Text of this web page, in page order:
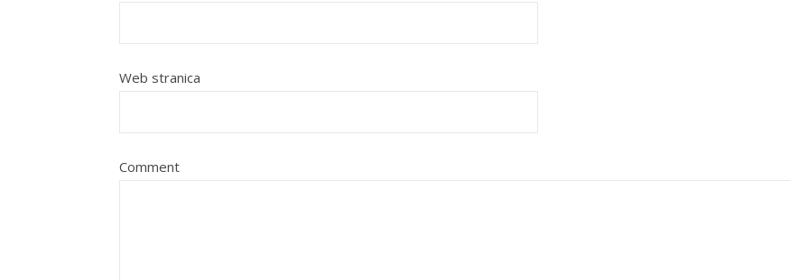
Web stranica
Comment